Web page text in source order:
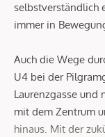
selbstverständlich
immer in
Auch die Wege
U4 bei der
Laurenzgasse und
mit dem Zentrum
hinaus. Mit der